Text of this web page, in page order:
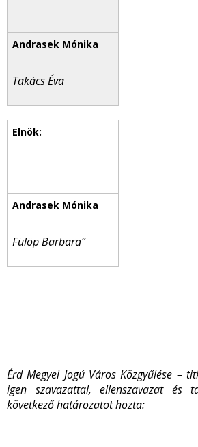
Takács Éva
Fülöp Barbara”
Érd Megyei Jogú Város Közgyűlése –
igen szavazattal, ellenszavazat és
következő határozatot hozta: